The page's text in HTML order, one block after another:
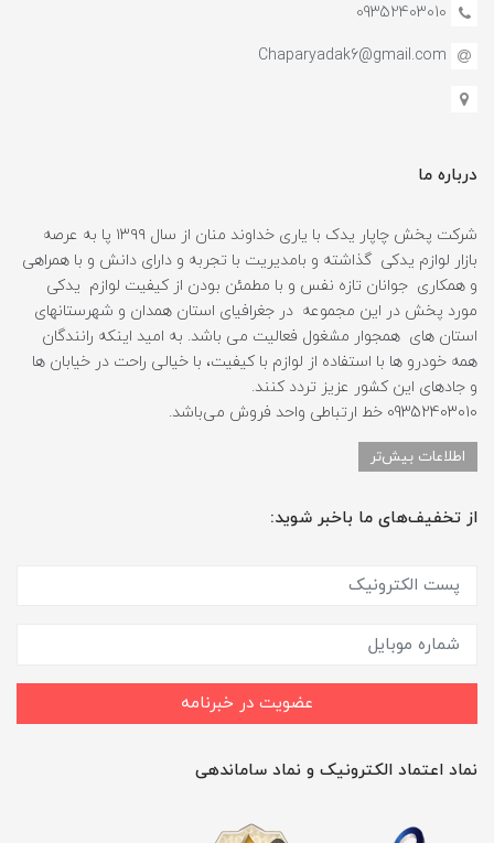
09352403010
Chaparyadak6@gmail.com
درباره ما
شرکت پخش چاپار یدک با یاری خداوند منان از سال ۱۳۹۹ پا به عرصه
بازار لوازم یدکی گذاشته و بامدیریت با تجربه و دارای دانش و با همراهی
و همکاری جوانان تازه نفس و با مطمئن بودن از کیفیت لوازم یدکی
مورد پخش در این مجموعه در جغرافیای استان همدان و شهرستانهای
استان های همجوار مشغول فعالیت می باشد. به امید اینکه رانندگان
همه خودرو ها با استفاده از لوازم با کیفیت، با خیالی راحت در خیابان ها
و جادهای این کشور عزیز تردد کنند.
09352403010 خط ارتباطی واحد فروش می‌باشد.
اطلاعات بیش‌تر
از تخفیف‌های ما باخبر شوید:
عضویت در خبرنامه
نماد اعتماد الکترونیک و نماد ساماندهی